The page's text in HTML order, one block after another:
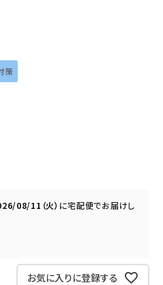
策
08/11（火） に宅配便でお届けし
お気に入りに登録する